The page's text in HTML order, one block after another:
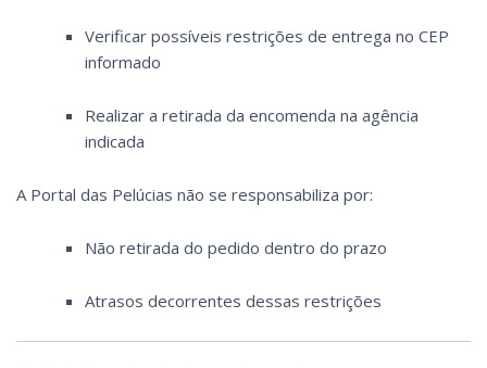
Verificar possíveis restrições de entrega no CEP
informado
Realizar a retirada da encomenda na agência
indicada
A Portal das Pelúcias não se responsabiliza por:
Não retirada do pedido dentro do prazo
Atrasos decorrentes dessas restrições